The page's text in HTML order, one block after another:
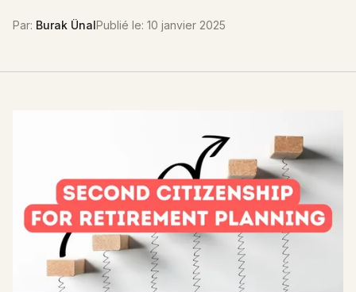
Par: Burak ÜnalPublié le: 10 janvier 2025